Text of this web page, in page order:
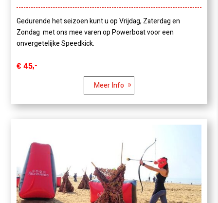
Gedurende het seizoen kunt u op Vrijdag, Zaterdag en
Zondag met ons mee varen op Powerboat voor een
onvergetelijke Speedkick.
€ 45,-
Meer Info